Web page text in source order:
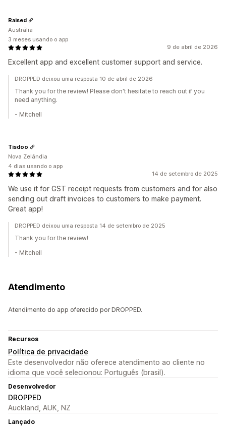
9 de abril de 2026
Excellent app and excellent customer support and service.
Raised
Austrália
3 meses usando o app
DROPPED deixou uma resposta 10 de abril de 2026
Thank you for the review! Please don't hesitate to reach out if you
need anything.
- Mitchell
14 de setembro de 2025
We use it for GST receipt requests from customers and for also
sending out draft invoices to customers to make payment.
Great app!
Tisdoo
Nova Zelândia
4 dias usando o app
DROPPED deixou uma resposta 14 de setembro de 2025
Thank you for the review!
- Mitchell
Atendimento
Atendimento do app oferecido por DROPPED.
Recursos
Política de privacidade
Este desenvolvedor não oferece atendimento ao cliente no
idioma que você selecionou: Português (brasil).
Desenvolvedor
DROPPED
Auckland, AUK, NZ
Lançado